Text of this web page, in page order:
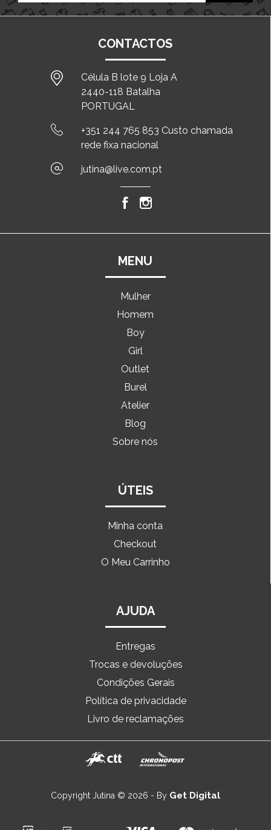
CONTACTOS
Célula B lote 9 Loja A
2440-118 Batalha
PORTUGAL
+351 244 765 853 Custo chamada
rede fixa nacional
jutina@live.com.pt
MENU
Mulher
Homem
Boy
Girl
Outlet
Burel
Atelier
Blog
Sobre nós
ÚTEIS
Minha conta
Checkout
O Meu Carrinho
AJUDA
Entregas
Trocas e devoluções
Condições Gerais
Política de privacidade
Livro de reclamações
Copyright Jutina © 2026 - By Get Digital